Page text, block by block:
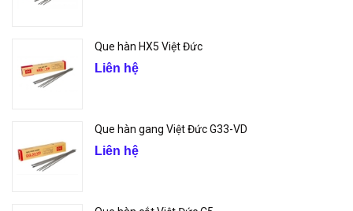
Que hàn HX5 Việt Đức
Liên hệ
Que hàn gang Việt Đức G33-VD
Liên hệ